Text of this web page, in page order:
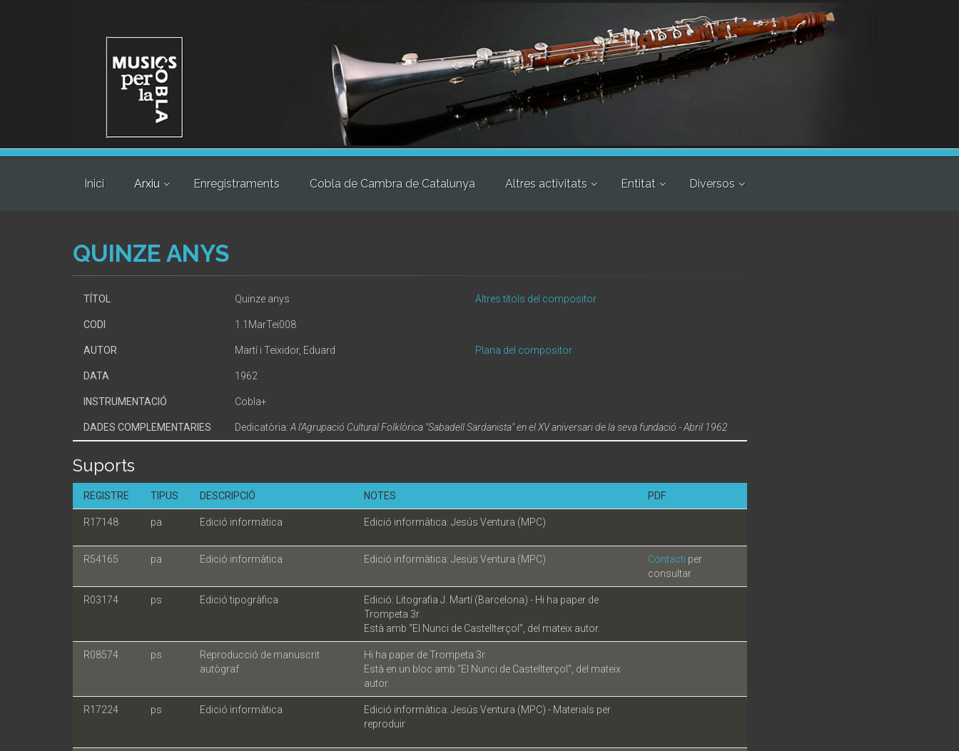
Inici Arxiu Enregistraments Cobla de Cambra de Catalunya Altres activitats Entitat Diversos
QUINZE ANYS
TÍTOL Quinze anys Altres títols del compositor
CODI 1.1MarTei008
AUTOR Martí i Teixidor, Eduard Plana del compositor
DATA 1962
INSTRUMENTACIÓ Cobla+
DADES COMPLEMENTARIES Dedicatòria: A l'Agrupació Cultural Folklòrica "Sabadell Sardanista" en el XV aniversari de la seva fundació - Abril 1962
Suports
REGISTRE TIPUS DESCRIPCIÓ NOTES PDF
R17148 pa Edició informàtica Edició informàtica: Jesús Ventura (MPC)
R54165 pa Edició informàtica Edició informàtica: Jesús Ventura (MPC) Contacti per
consultar
R03174 ps Edició tipogràfica
Edició: Litografia J. Martí (Barcelona) - Hi ha paper de
Trompeta 3r.
Està amb “El Nunci de Castellterçol”, del mateix autor.
R08574 ps
Reproducció de manuscrit
autògraf
Hi ha paper de Trompeta 3r.
Està en un bloc amb “El Nunci de Castellterçol”, del mateix
autor.
R17224 ps Edició informàtica
Edició informàtica: Jesús Ventura (MPC) - Materials per
reproduir